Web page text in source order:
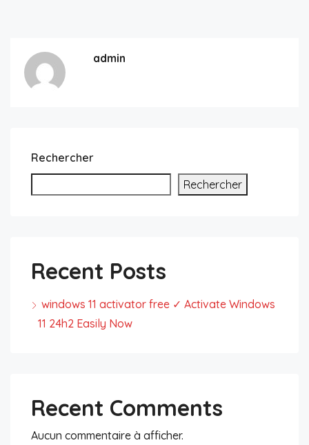
admin
Rechercher
Rechercher
Recent Posts
windows 11 activator free ✓ Activate Windows
11 24h2 Easily Now
Recent Comments
Aucun commentaire à afficher.